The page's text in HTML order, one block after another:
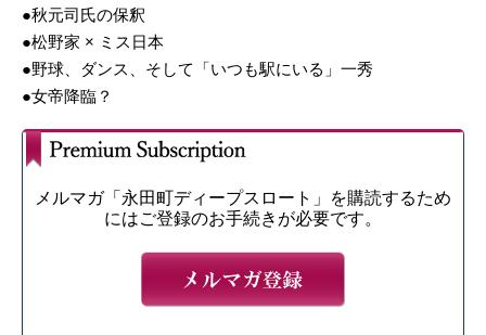
●秋元司氏の保釈
●松野家 × ミス日本
●野球、ダンス、そして「いつも駅にいる」一秀
●女帝降臨？
メルマガ「永田町ディープスロート」を購読するため
にはご登録のお手続きが必要です。